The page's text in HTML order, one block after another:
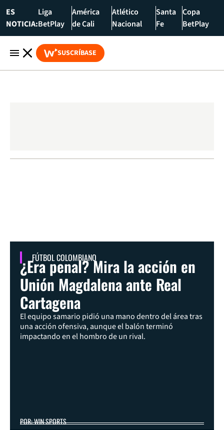
ES
NOTICIA:
Liga
BetPlay
América
de Cali
Atlético
Nacional
Santa
Fe
Copa
BetPlay
SUSCRÍBASE
FÚTBOL COLOMBIANO
¿Era penal? Mira la acción en
Unión Magdalena ante Real
Cartagena
El equipo samario pidió una mano dentro del área tras
una acción ofensiva, aunque el balón terminó
impactando en el hombro de un rival.
POR: WIN SPORTS